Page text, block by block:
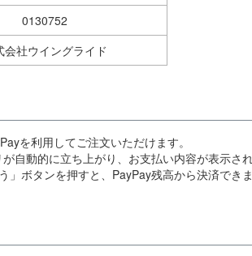
0130752
会社ウイングライド
を利用してご注文いただけます。
自動的に立ち上がり、お支払い内容が表示さ
」ボタンを押すと、PayPay残高から決済でき